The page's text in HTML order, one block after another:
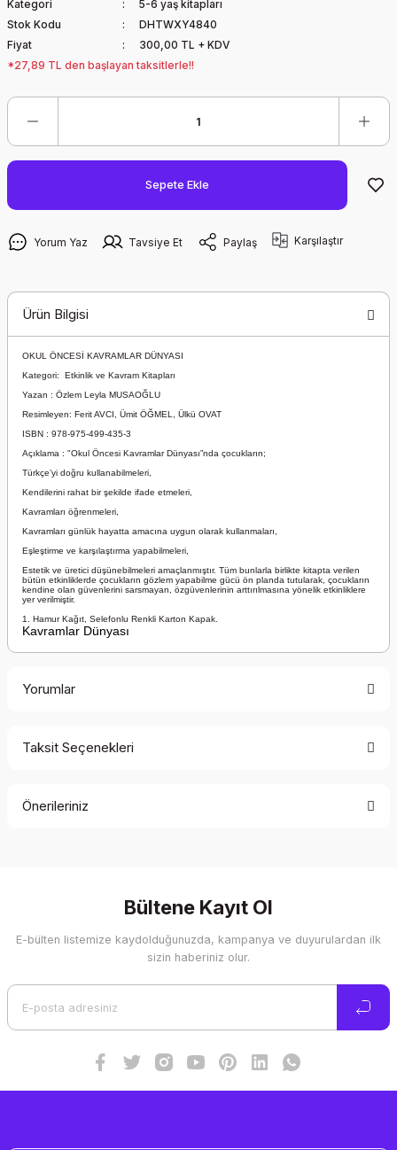
Kategori
5-6 yaş kitapları
Stok Kodu
DHTWXY4840
Fiyat
300,00 TL + KDV
*27,89 TL den başlayan taksitlerle!!
Sepete Ekle
Yorum Yaz Tavsiye Et Paylaş Karşılaştır
Ürün Bilgisi
OKUL ÖNCESİ KAVRAMLAR DÜNYASI
Kategori: Etkinlik ve Kavram Kitapları
Yazan : Özlem Leyla MUSAOĞLU
Resimleyen: Ferit AVCI, Ümit ÖĞMEL, Ülkü OVAT
ISBN : 978-975-499-435-3
Açıklama : "Okul Öncesi Kavramlar Dünyası”nda çocukların;
Türkçe’yi doğru kullanabilmeleri,
Kendilerini rahat bir şekilde ifade etmeleri,
Kavramları öğrenmeleri,
Kavramları günlük hayatta amacına uygun olarak kullanmaları,
Eşleştirme ve karşılaştırma yapabilmeleri,
Estetik ve üretici düşünebilmeleri amaçlanmıştır. Tüm bunlarla birlikte kitapta verilen
bütün etkinliklerde çocukların gözlem yapabilme gücü ön planda tutularak, çocukların
kendine olan güvenlerini sarsmayan, özgüvenlerinin arttırılmasına yönelik etkinliklere
yer verilmiştir.
1. Hamur Kağıt, Selefonlu Renkli Karton Kapak.
Kavramlar Dünyası
Yorumlar
Taksit Seçenekleri
Önerileriniz
Görüş ve önerileriniz için teşekkür ederiz.
Ürün resmi kalitesiz, bozuk veya görüntülenemiyor.
Bültene Kayıt Ol
E-bülten listemize kaydolduğunuzda, kampanya ve duyurulardan ilk
sizin haberiniz olur.